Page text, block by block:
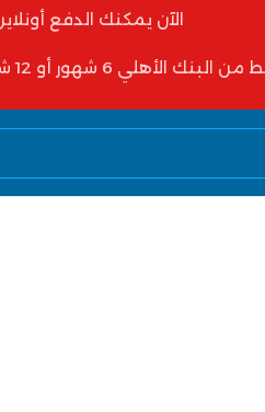
الآن يمكنك الدفع
أو 12 شهر أو شركات التمويل مثل فاليو وامان وسهولة